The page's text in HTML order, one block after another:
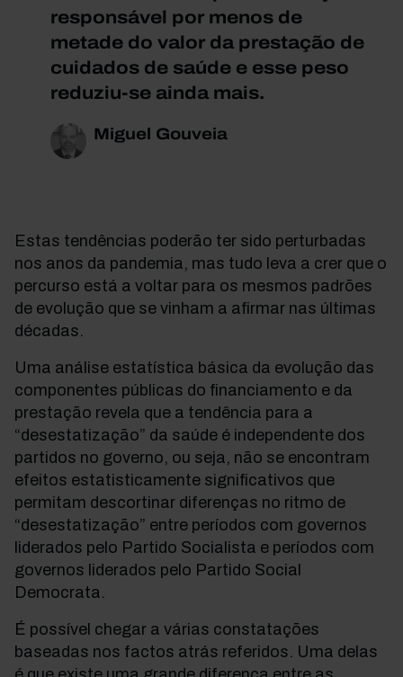
responsável por menos de
metade do valor da prestação de
cuidados de saúde e esse peso
reduziu-se ainda mais.
Miguel Gouveia
Estas tendências poderão ter sido perturbadas
nos anos da pandemia, mas tudo leva a crer que o
percurso está a voltar para os mesmos padrões
de evolução que se vinham a afirmar nas últimas
décadas.
Uma análise estatística básica da evolução das
componentes públicas do financiamento e da
prestação revela que a tendência para a
“desestatização” da saúde é independente dos
partidos no governo, ou seja, não se encontram
efeitos estatisticamente significativos que
permitam descortinar diferenças no ritmo de
“desestatização” entre períodos com governos
liderados pelo Partido Socialista e períodos com
governos liderados pelo Partido Social
Democrata.
É possível chegar a várias constatações
baseadas nos factos atrás referidos. Uma delas